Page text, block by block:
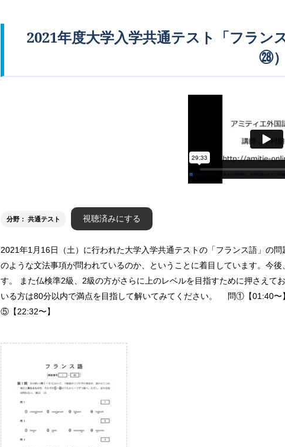
2021年度大学入学共通テスト「フラン
㉘）
分野： 共通テスト 視聴済みにする
2021年1月16日（土）に行われた大学入学共通テストの「フランス語」の
のような文法事項が問われているのか、ということに着目しています。今
す。 また仏検準2級、2級の方がさらに上のレベルを目指すために押さえて
いる方は80分以内で満点を目指して解いてみてください。 問①【
⑤【22:32〜】